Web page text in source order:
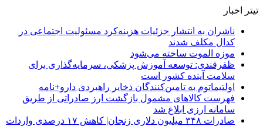
تیتر اخبار
ناشران به انتشار جزئیات هزینه‌کرد مسئولیت اجتماعی در
کدال مکلف شدند
موزه الموت ساخته می‌شود
ظفرقندی: توسعه آموزش پزشکی، سرمایه‌گذاری برای
سلامت آینده کشور است
اولتیماتوم به تامین‌کنندگان ذخایر راهبردی دارو+نامه
فهرست کالاهای مشمول بازگشت ارز صادراتی از طریق
سامانه ارزی ابلاغ شد
صادرات ۳۴۸ میلیون دلاری زنجان| ‌کاهش ۱۷ درصدی واردات